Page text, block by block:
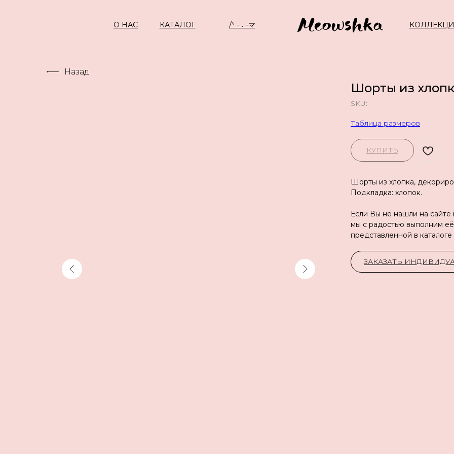
КАТАЛОГ
О НАС /ᐠ - ˕ -マ
Назад
Шорты из
SKU:
Таблица размеров
КУПИТЬ
Шорты из хлопка,
Подкладка: хлопок.
Если Вы не нашли на
мы с радостью выполним
представленной в
ЗАКАЗАТЬ